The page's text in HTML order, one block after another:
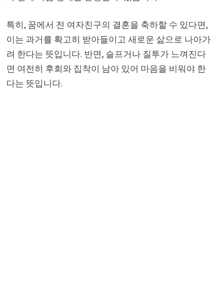
특히, 꿈에서 전 여자친구의 결혼을 축하할 수 있다면,
이는 과거를 확고히 받아들이고 새로운 삶으로 나아가
려 한다는 뜻입니다. 반면, 슬프거나 질투가 느껴진다
면 여전히 후회와 집착이 남아 있어 마음을 비워야 한
다는 뜻입니다.